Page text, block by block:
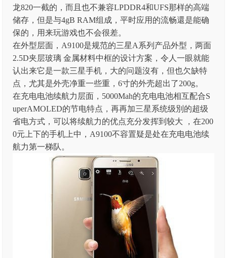
龙820一截的，而且也不兼容LPDDR4和UFS那样的高端
储存，但是与4gB RAM组成，平时应用的流畅還是能确
保的，用来玩游戏也不会很差。
在外型层面，A9100是规范的三星A系列产品外型，两面
2.5D夹层玻璃 金属材料中框的设计方案，令人一眼就能
认出来它是一款三星手机，大的问题沒有，但也欠缺特
点，尤其是外壳净重一些重，6寸的外壳超出了200g。
在充电电池续航力层面，5000Mah的充电电池相互配合S
uperAMOLED的节电特点，再再加三星系统级別的超级
省电方式，可以将续航力的优点充分发挥到较大 ，在200
0元上下的手机上中，A9100不容置疑是处在充电电池续
航力第一梯队。